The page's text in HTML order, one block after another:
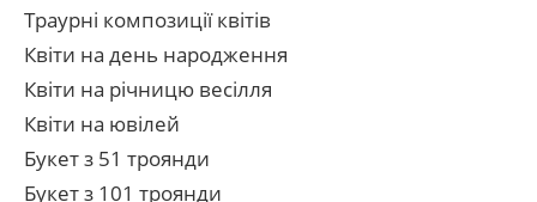
Траурні композиції квітів
Квіти на день народження
Квіти на річницю весілля
Квіти на ювілей
Букет з 51 троянди
Букет з 101 троянди